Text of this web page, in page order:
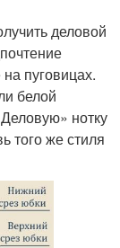
деловой
пуговицах.
белой
нотку
того же стиля